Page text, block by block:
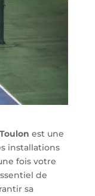
est une
installations
fois votre
de
sa